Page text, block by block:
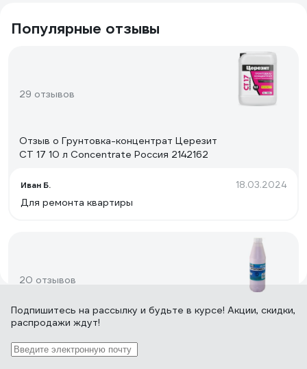
Популярные отзывы
29 отзывов
Отзыв о Грунтовка-концентрат Церезит
CT 17 10 л Concentrate Россия 2142162
Иван Б. 18.03.2024
Для ремонта квартиры
20 отзывов
Отзыв о Грунт Movatex Stroyka для
наружных и внутренних работ, 1 л Т31706
Подпишитесь на рассылку и будьте в курсе! Акции, скидки,
распродажи ждут!